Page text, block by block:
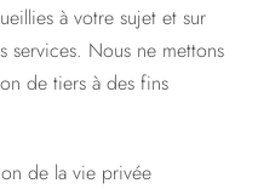
à votre sujet et sur
services. Nous ne mettons
de tiers à des fins
de la vie privée